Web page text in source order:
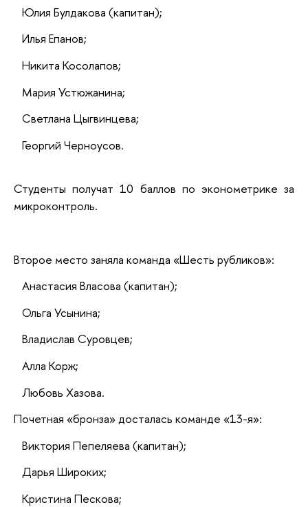
Юлия Булдакова (капитан);
Илья Епанов;
Никита Косолапов;
Мария Устюжанина;
Светлана Цыгвинцева;
Георгий Черноусов.
Студенты получат 10 баллов по эконометрике за
микроконтроль.
Второе место заняла команда «Шесть рубликов»:
Анастасия Власова (капитан);
Ольга Усынина;
Владислав Суровцев;
Алла Корж;
Любовь Хазова.
Почетная «бронза» досталась команде «13-я»:
Виктория Пепеляева (капитан);
Дарья Широких;
Кристина Пескова;